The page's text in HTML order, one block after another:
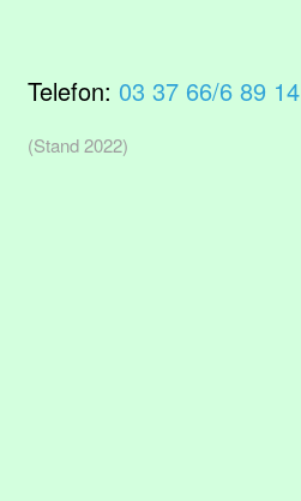
Telefon: 03 37 66/6 89 14
(Stand 2022)